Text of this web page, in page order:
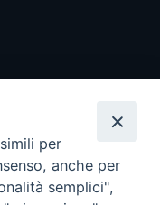
per
anche per
semplici",